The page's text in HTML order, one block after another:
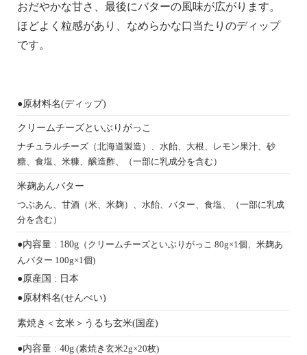
おだやかな甘さ、最後にバターの風味が広がります。
ほどよく粒感があり、なめらかな口当たりのディップ
です。
●原材料名(ディップ)
クリームチーズといぶりがっこ
ナチュラルチーズ（北海道製造）、水飴、大根、レモン果汁、砂
糖、食塩、米糠、醸造酢、（一部に乳成分を含む）
米麹あんバター
つぶあん、甘酒（米、米麹）、水飴、バター、食塩、（一部に乳成
分を含む）
●内容量 : 180g （クリームチーズといぶりがっこ 80g×1個、米麹あ
んバター 100g×1個)
●原産国 : 日本
●原材料名(せんべい)
素焼き＜玄米＞ うるち玄米(国産)
●内容量 : 40g (素焼き玄米2g×20枚)